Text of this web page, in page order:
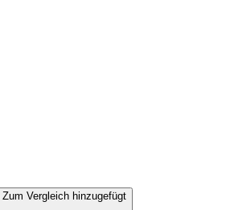
Zum Vergleich hinzugefügt